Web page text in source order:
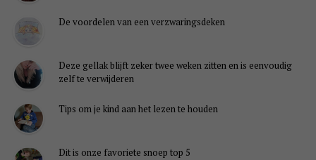
De voordelen van een verzwaringsdeken
Deze gellak blijft zeker twee weken zitten en is eenvoudig
zelf te verwijderen
Tips om je kind aan het lezen te houden
Dit is onze favoriete snoep top 5